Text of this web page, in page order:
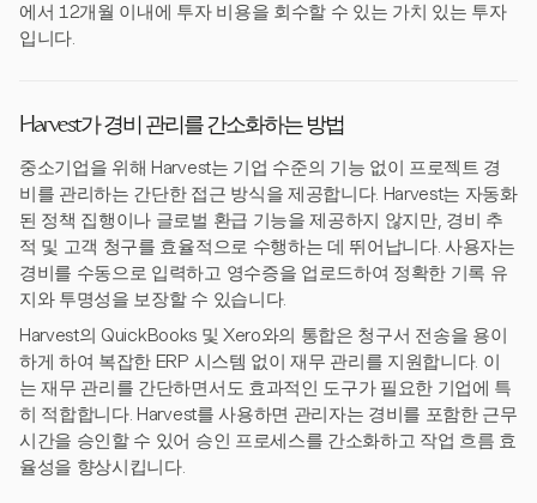
에서 12개월 이내에 투자 비용을 회수할 수 있는 가치 있는 투자
입니다.
Harvest가 경비 관리를 간소화하는 방법
중소기업을 위해 Harvest는 기업 수준의 기능 없이 프로젝트 경
비를 관리하는 간단한 접근 방식을 제공합니다. Harvest는 자동화
된 정책 집행이나 글로벌 환급 기능을 제공하지 않지만, 경비 추
적 및 고객 청구를 효율적으로 수행하는 데 뛰어납니다. 사용자는
경비를 수동으로 입력하고 영수증을 업로드하여 정확한 기록 유
지와 투명성을 보장할 수 있습니다.
Harvest의 QuickBooks 및 Xero와의 통합은 청구서 전송을 용이
하게 하여 복잡한 ERP 시스템 없이 재무 관리를 지원합니다. 이
는 재무 관리를 간단하면서도 효과적인 도구가 필요한 기업에 특
히 적합합니다. Harvest를 사용하면 관리자는 경비를 포함한 근무
시간을 승인할 수 있어 승인 프로세스를 간소화하고 작업 흐름 효
율성을 향상시킵니다.